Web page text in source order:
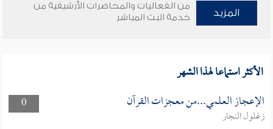
المزيد
من الفعاليات والمحاضرات الأرشيفية من
خدمة البث المباشر
الأكثر استماعا لهذا الشهر
0 الإعجاز العلمي...من معجزات القرآن
زغلول النجار